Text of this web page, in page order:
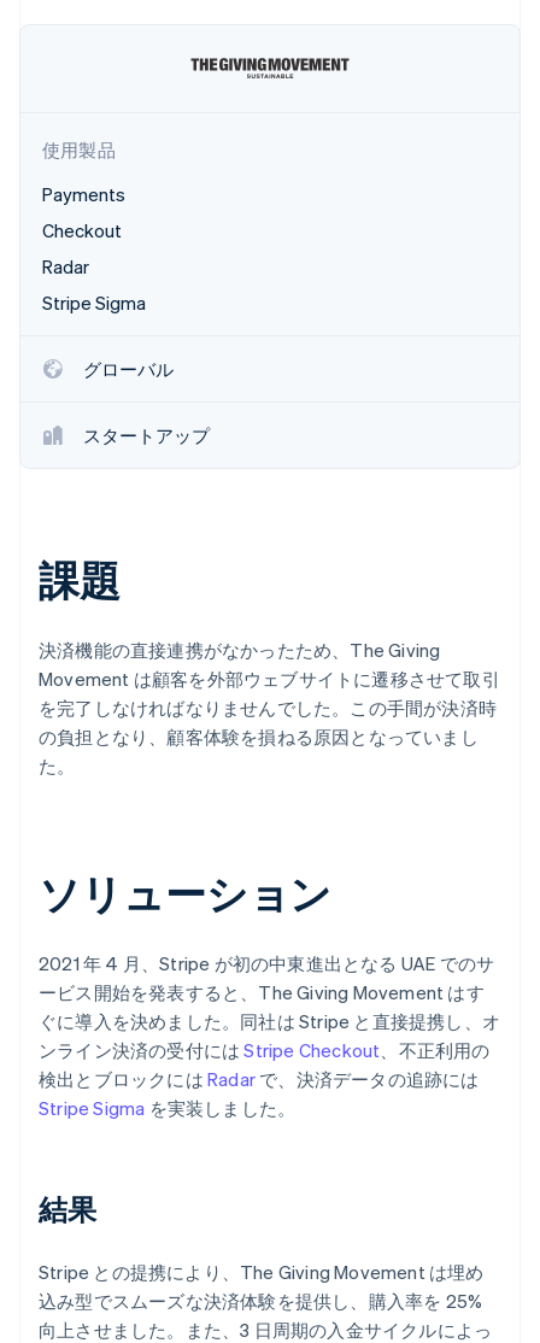
スタートアップの企業設立
Climate
カーボンリムーバル
オンライン本人確認
Stripe が AI の経済インフラをどのように構築しているかを
使用製品
Payments
Checkout
Radar
Stripe Sigma
グローバル
スタートアップ
課題
決済機能の直接連携がなかったため、The Giving
Movement は顧客を外部ウェブサイトに遷移させて取引
を完了しなければなりませんでした。この手間が決済時
の負担となり、顧客体験を損ねる原因となっていまし
た。
ソリューション
2021 年 4 月、Stripe が初の中東進出となる UAE でのサ
ービス開始を発表すると、The Giving Movement はす
ぐに導入を決めました。同社は Stripe と直接提携し、オ
ンライン決済の受付にはStripe Checkout 、不正利用の
検出とブロックには Radar で、決済データの追跡には
Stripe Sigma を実装しました。
結果
Stripe との提携により、The Giving Movement は埋め
込み型でスムーズな決済体験を提供し、購入率を 25%
向上させました。また、3 日周期の入金サイクルによっ